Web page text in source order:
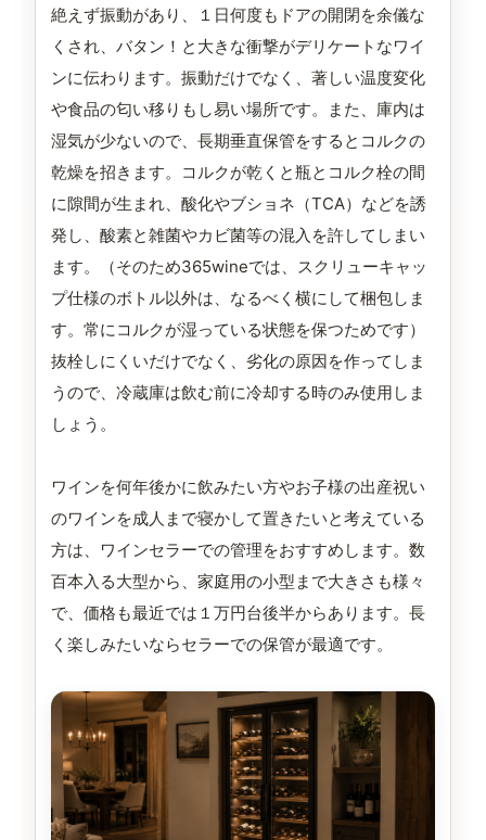
絶えず振動があり、１日何度もドアの開閉を余儀な
くされ、バタン！と大きな衝撃がデリケートなワイ
ンに伝わります。振動だけでなく、著しい温度変化
や食品の匂い移りもし易い場所です。また、庫内は
湿気が少ないので、長期垂直保管をするとコルクの
乾燥を招きます。コルクが乾くと瓶とコルク栓の間
に隙間が生まれ、酸化やブショネ（TCA）などを誘
発し、酸素と雑菌やカビ菌等の混入を許してしまい
ます。（そのため365wineでは、スクリューキャッ
プ仕様のボトル以外は、なるべく横にして梱包しま
す。常にコルクが湿っている状態を保つためです）
抜栓しにくいだけでなく、劣化の原因を作ってしま
うので、冷蔵庫は飲む前に冷却する時のみ使用しま
しょう。
ワインを何年後かに飲みたい方やお子様の出産祝い
のワインを成人まで寝かして置きたいと考えている
方は、ワインセラーでの管理をおすすめします。数
百本入る大型から、家庭用の小型まで大きさも様々
で、価格も最近では１万円台後半からあります。長
く楽しみたいならセラーでの保管が最適です。